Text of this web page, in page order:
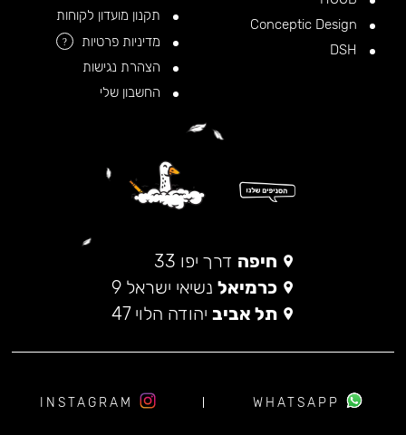
תקנון מועדון לקוחות
מדיניות פרטיות
?
הצהרת נגישות
החשבון שלי
חיפה דרך יפו 33
כרמיאל נשיאי ישראל 9
תל אביב יהודה הלוי 47
WHATSAPP
INSTAGRAM